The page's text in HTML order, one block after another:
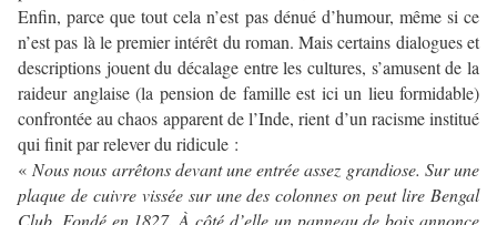
Enfin, parce que tout cela n’est pas dénué d’humour, même si ce
n’est pas là le premier intérêt du roman. Mais certains dialogues et
descriptions jouent du décalage entre les cultures, s’amusent de la
raideur anglaise (la pension de famille est ici un lieu formidable)
confrontée au chaos apparent de l’Inde, rient d’un racisme institué
qui finit par relever du ridicule :
« Nous nous arrêtons devant une entrée assez grandiose. Sur une
plaque de cuivre vissée sur une des colonnes on peut lire Bengal
Club, Fondé en 1827.À côté d’elle un panneau de bois annonce